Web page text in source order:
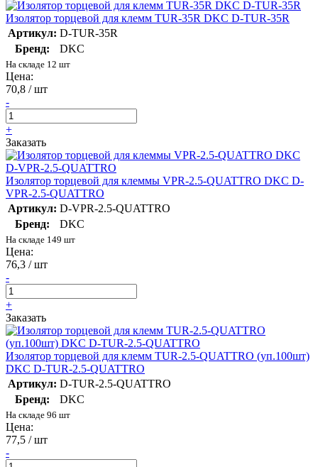
Изолятор торцевой для клемм TUR-35R DKC D-TUR-35R
Артикул: D-TUR-35R
Бренд:
DKC
На складе 12 шт
Цена:
70,8 / шт
-
+
Заказать
Изолятор торцевой для клеммы VPR-2.5-QUATTRO DKC D-
VPR-2.5-QUATTRO
Артикул: D-VPR-2.5-QUATTRO
Бренд:
DKC
На складе 149 шт
Цена:
76,3 / шт
-
+
Заказать
Изолятор торцевой для клемм TUR-2.5-QUATTRO (уп.100шт)
DKC D-TUR-2.5-QUATTRO
Артикул: D-TUR-2.5-QUATTRO
Бренд:
DKC
На складе 96 шт
Цена:
77,5 / шт
-